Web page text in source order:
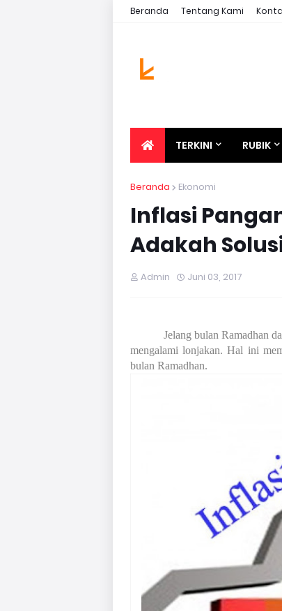
Beranda Tentang Kami
TERKINI RUBIK
Beranda Ekonomi
Inflasi
Adakah
Admin Juni 03, 2017
Jelang bulan Ramadhan
mengalami lonjakan. Hal ini
bulan Ramadhan.